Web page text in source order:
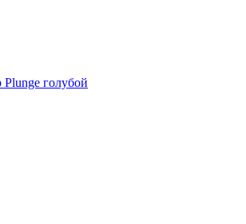
голубой